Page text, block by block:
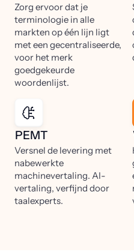
Zorg ervoor dat je
terminologie in alle
markten op één lijn ligt
met een gecentraliseerde,
voor het merk
goedgekeurde
woordenlijst.
PEMT
Versnel de levering met
nabewerkte
machinevertaling. AI-
vertaling, verfijnd door
taalexperts.